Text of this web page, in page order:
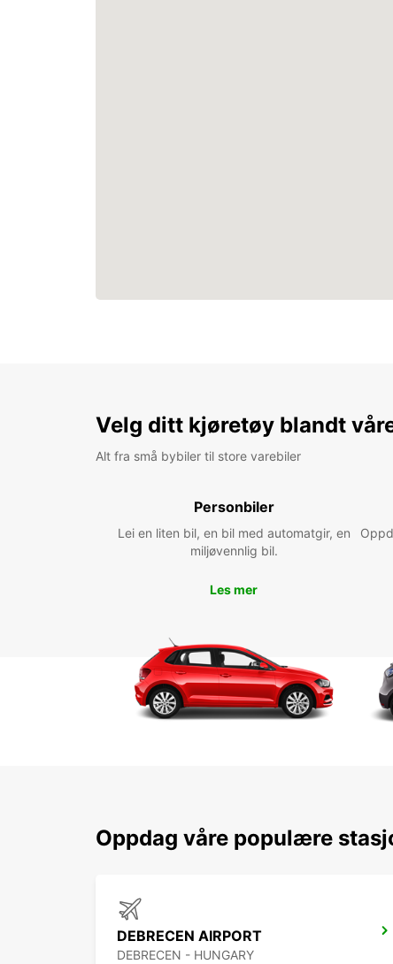
Velg ditt kjøretøy blandt
Alt fra små bybiler til store varebiler
Personbiler
Lei en liten bil, en bil med automatgir, en
miljøvennlig bil.
Les mer
Oppdag våre populære
DEBRECEN AIRPORT
DEBRECEN - HUNGARY